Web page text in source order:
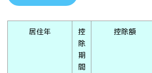
居住年
控
除
期
間
控除額